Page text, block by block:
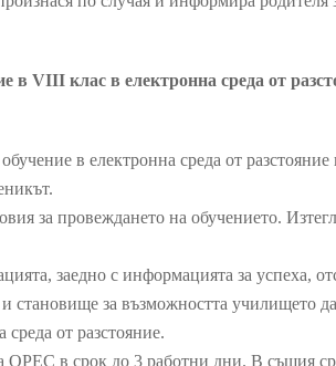
в VIII клас в електронна среда от
в електронна среда от
за провеждането на обучението.
заедно с информацията за успеха,
становище за възможността училището
от разстояние.
ОРЕС в срок до 3 работни дни. В същия